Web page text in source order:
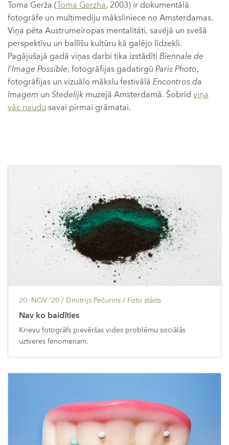
Toma Gerža (Toma Gerzha, 2003) ir dokumentālā
fotogrāfe un multimediju māksliniece no Amsterdamas.
Viņa pēta Austrumeiropas mentalitāti, savējā un svešā
perspektīvu un ballīšu kultūru kā galējo līdzekli.
Pagājušajā gadā viņas darbi tika izstādīti Biennale de
l’Image Possible, fotogrāfijas gadatirgū Paris Photo,
fotogrāfijas un vizuālo mākslu festivālā Encontros da
Imagem un Stedelijk muzejā Amsterdamā. Šobrīd viņa
vāc naudusavai pirmai grāmatai.
20. NOV ’20 / Dmitrijs Pečurins / Foto stāsts
Nav ko baidīties
Krievu fotogrāfs pievēršas vides problēmu sociālās
uztveres fenomenam.